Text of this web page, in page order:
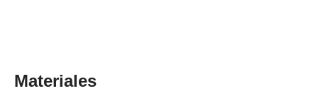
Materiales